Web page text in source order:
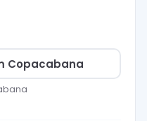
Copacabana